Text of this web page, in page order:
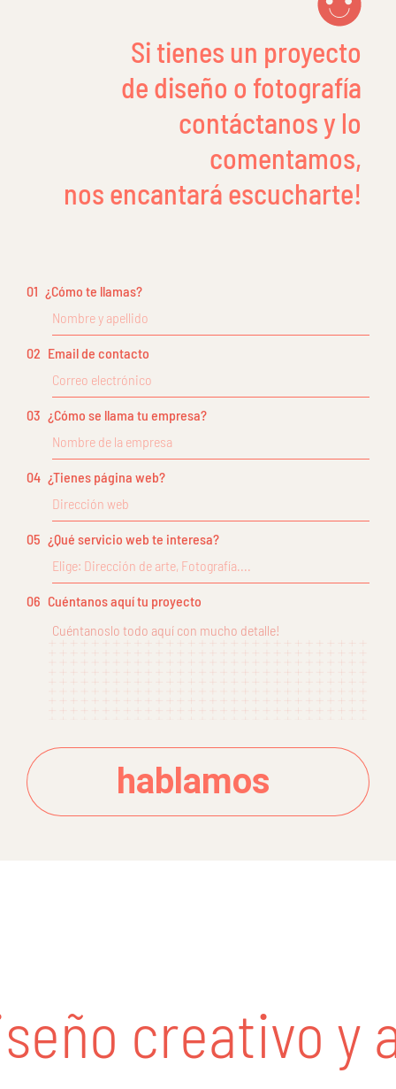
Si tienes un proyecto
de diseño o fotografía
contáctanos y lo
comentamos,
nos encantará escucharte!
01 ¿Cómo te llamas?
02 Email de contacto
03 ¿Cómo se llama tu empresa?
04 ¿Tienes página web?
05 ¿Qué servicio web te interesa?
06 Cuéntanos aquí tu proyecto
hablamos
creativo y